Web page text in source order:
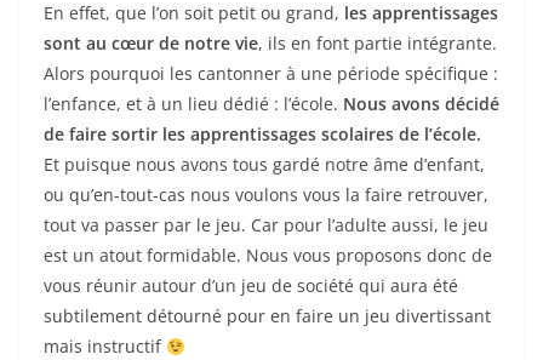
En effet, que l’on soit petit ou grand, les apprentissages
sont au cœur de notre vie, ils en font partie intégrante.
Alors pourquoi les cantonner à une période spécifique :
l’enfance, et à un lieu dédié : l’école. Nous avons décidé
de faire sortir les apprentissages scolaires de l’école.
Et puisque nous avons tous gardé notre âme d’enfant,
ou qu’en-tout-cas nous voulons vous la faire retrouver,
tout va passer par le jeu. Car pour l’adulte aussi, le jeu
est un atout formidable. Nous vous proposons donc de
vous réunir autour d’un jeu de société qui aura été
subtilement détourné pour en faire un jeu divertissant
mais instructif